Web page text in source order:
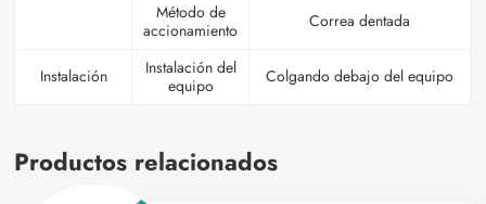
Método de
accionamiento
Correa dentada
Instalación
Instalación del
equipo
Colgando debajo del equipo
Productos relacionados